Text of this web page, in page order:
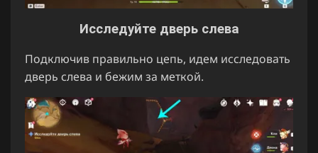
Исследуйте дверь слева
Подключив правильно цепь, идем исследовать
дверь слева и бежим за меткой.